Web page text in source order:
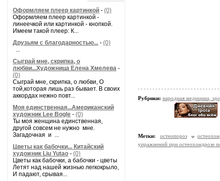
Оформляем плеер картинкой - (0)
Оформляем плеер картинкой -
линеечкой или картинкой - кнопкой.
Имеем такой плеер: К...
Друзьям с благодарностью... - (0)
...
Сыграй мне, скрипка, о
любви...Художница Елена Хмелева -
(0)
Сыграй мне, скрипка, о любви, О
той,которая лишь раз бывает. В своих
аккордах нежно повт...
Моя единственная...Американский
художник Lee Bogle - (0)
Ты моя женщина единственная,
другой совсем не нужно мне.
Загадочная и ...
Цветы как бабочки... Китайский
художник Liu Yutao - (0)
Цветы как бабочки, а бабочки - цветы
Летят над нашей жизнью легкокрыло,
И падают, срывая...
Рубрики: народная медицина,
Метки: остеопороз
упражнений при остеохондрозе